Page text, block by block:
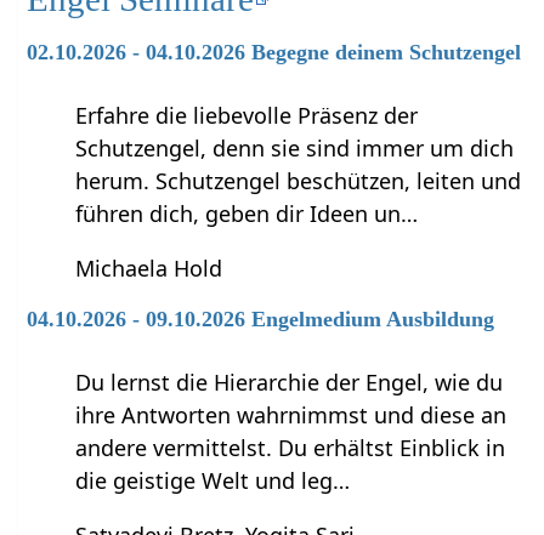
02.10.2026 - 04.10.2026 Begegne deinem Schutzengel
Erfahre die liebevolle Präsenz der
Schutzengel, denn sie sind immer um dich
herum. Schutzengel beschützen, leiten und
führen dich, geben dir Ideen un…
Michaela Hold
04.10.2026 - 09.10.2026 Engelmedium Ausbildung
Du lernst die Hierarchie der Engel, wie du
ihre Antworten wahrnimmst und diese an
andere vermittelst. Du erhältst Einblick in
die geistige Welt und leg…